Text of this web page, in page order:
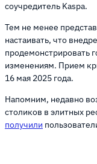
соучредитель Kaspa.
Тем не менее
настаивать, что
продемонстрировать
изменениям. Прием
16 мая 2025 года.
Напомним, недавно
столиков в элитных
получили